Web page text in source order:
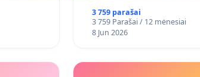
3 759 parašai
3 759 Parašai / 12 mėnesiai
8 Jun 2026